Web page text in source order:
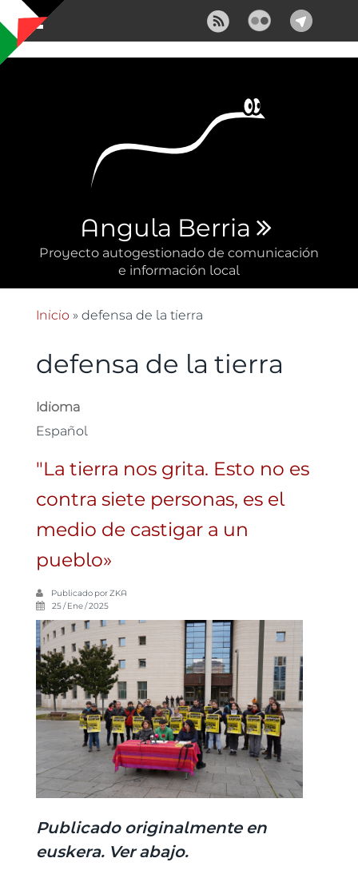
Pasar al contenido principal
Angula Berria
Proyecto autogestionado de comunicación
e información local
Se encuentra usted aquí
Inicio» defensa de la tierra
defensa de la tierra
Idioma
Español
"La tierra nos grita. Esto no es
contra siete personas, es el
medio de castigar a un
pueblo»
Publicado porZKA
25 / Ene / 2025
Publicado originalmente en
euskera. Ver abajo.